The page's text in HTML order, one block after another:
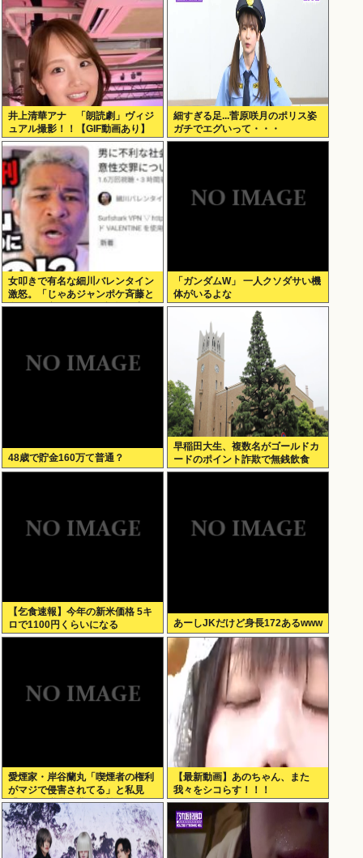
井上清華アナ 「朗読劇」ヴィジ
ュアル撮影！！【GIF動画あり】
細すぎる足...菅原咲月のポリス姿
ガチでエグいって・・・
女叩きで有名な細川バレンタイン
激怒。「じゃあジャンポケ斉藤と
女が不同意だったって証拠を出せ
「ガンダムW」 一人クソダサい機
体がいるよな
48歳で貯金160万て普通？
早稲田大生、複数名がゴールドカ
ードのポイント詐欺で無銭飲食
【乞食速報】今年の新米価格 5キ
ロで1100円くらいになる
あーしJKだけど身長172あるwww
愛煙家・岸谷蘭丸「喫煙者の権利
がマジで侵害されてる」と私見
「いくら税金を我々が払ってるん
だと」
【最新動画】あのちゃん、また
我々をシコらす！！！